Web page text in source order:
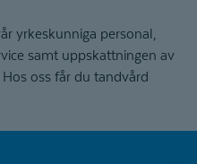
yrkeskunniga personal,
samt uppskattningen av
oss får du tandvård